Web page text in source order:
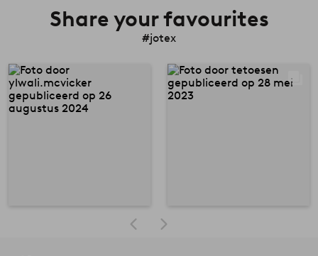
Share your favourites
#jotex